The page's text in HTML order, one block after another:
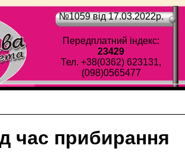
№1059 від 17.03.2022p.
Передплатний індекс:
23429
Тел. +38(0362) 623131,
(098)0565477
час прибирання